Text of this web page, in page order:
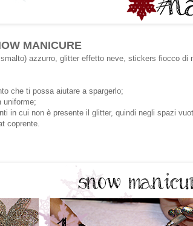
MANICURE
azzurro, glitter effetto neve, stickers fiocco di
che ti possa aiutare a spargerlo;
uniforme;
in cui non è presente il glitter, quindi negli spazi
coprente.